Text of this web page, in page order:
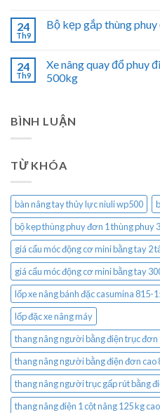
24
Th9
Bộ kẹp gắp thùng
24
Th9
Xe nâng quay đổ phuy
500kg
BÌNH LUẬN
TỪ KHÓA
bàn nâng tay thủy lực niuli wp500
bộ kẹp thùng phuy đơn 1 thùng phuy
giá cẩu móc động cơ mini bằng tay 2
giá cẩu móc động cơ mini bằng tay
lốp xe nâng bánh đặc casumina 815-
lốp đặc xe nâng máy
thang nâng người bằng điện trục đơn
thang nâng người bằng điện đơn cao
thang nâng người trục gấp rút bằng
thang nâng điện 1 cột nâng 125 kg